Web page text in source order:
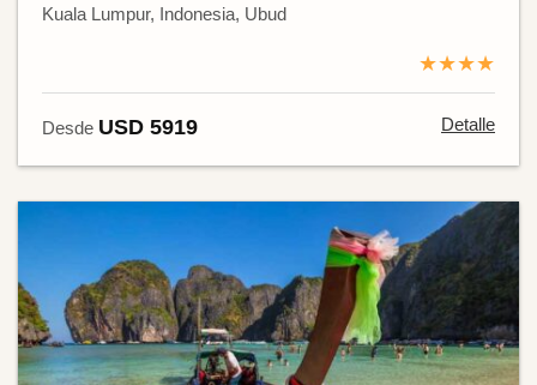
Kuala Lumpur, Indonesia, Ubud
★★★★
Desde USD 5919 Detalle